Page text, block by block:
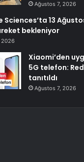
Ağustos 7, 2026
Sciences’ta 13
bekleniyor
2026
Xiaomi’den
5G telefon:
tanıtıldı
Ağustos 7, 2026